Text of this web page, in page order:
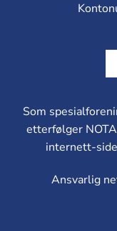
Som
etterfølger
internett-
Ansvarlig